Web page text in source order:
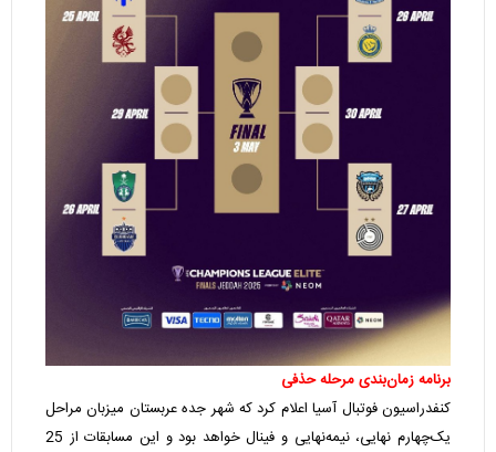
برنامه زمان‌بندی مرحله حذفی
کنفدراسیون فوتبال آسیا اعلام کرد که شهر جده عربستان میزبان مراحل
یک‌چهارم نهایی، نیمه‌نهایی و فینال خواهد بود و این مسابقات از 25